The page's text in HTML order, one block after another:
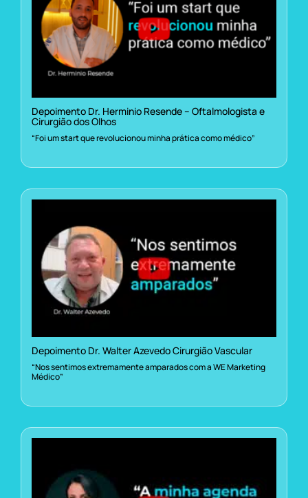
Depoimento Dr. Herminio Resende – Oftalmologista e
Cirurgião dos Olhos
“Foi um start que revolucionou minha prática como médico”
Depoimento Dr. Walter Azevedo Cirurgião Vascular
“Nos sentimos extremamente amparados com a WE Marketing
Médico”